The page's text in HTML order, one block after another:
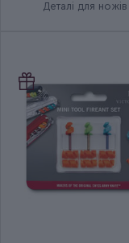
Деталі для ножів